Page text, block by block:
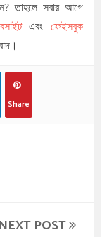
?তাহলে সবার আগে
এবংফেইসবুক
Share
NEXT POST